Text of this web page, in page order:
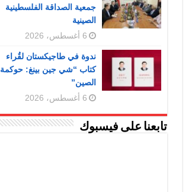
جمعية الصداقة الفلسطينية
الصينية
6 أغسطس، 2026
ندوة في طاجيكستان لقُراء
كتاب “شي جين بينغ: حوكمة
الصين”
6 أغسطس، 2026
تابعنا على فيسبوك